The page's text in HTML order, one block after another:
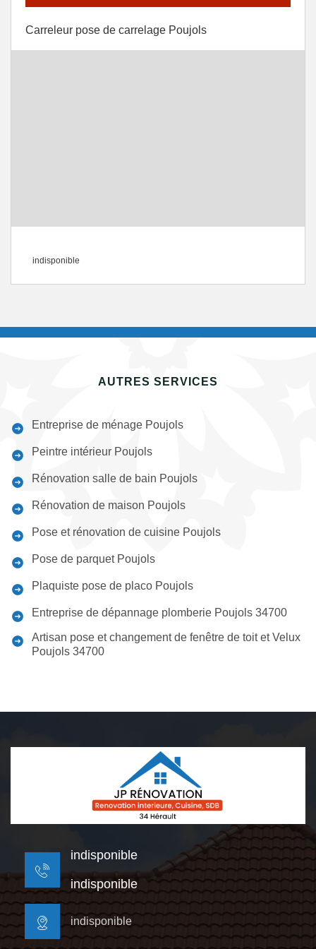
Carreleur pose de carrelage Poujols
indisponible
AUTRES SERVICES
Entreprise de ménage Poujols
Peintre intérieur Poujols
Rénovation salle de bain Poujols
Rénovation de maison Poujols
Pose et rénovation de cuisine Poujols
Pose de parquet Poujols
Plaquiste pose de placo Poujols
Entreprise de dépannage plomberie Poujols 34700
Artisan pose et changement de fenêtre de toit et Velux
Poujols 34700
indisponible
indisponible
indisponible